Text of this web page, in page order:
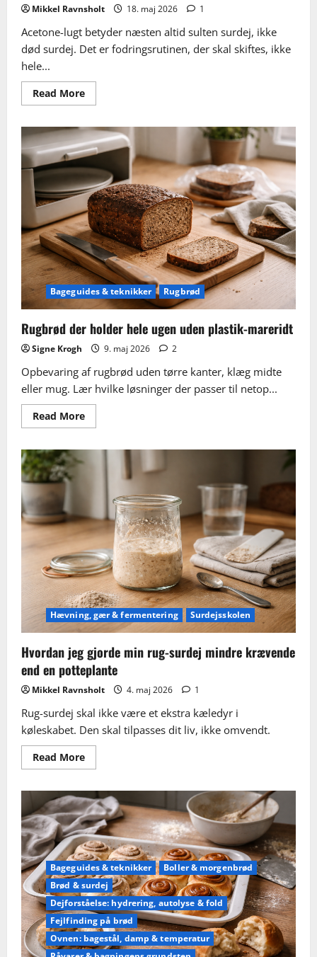
Mikkel Ravnsholt 18. maj 2026 1
Acetone-lugt betyder næsten altid sulten surdej, ikke
død surdej. Det er fodringsrutinen, der skal skiftes, ikke
hele...
Read MoreRead
more
surdej
vs.
død
surdej
–
sådan
kender
og
redder
du
forskellen
Bageguides & teknikker Rugbrød
Rugbrød der holder hele ugen uden plastik-mareridt
Signe Krogh 9. maj 2026 2
Opbevaring af rugbrød uden tørre kanter, klæg midte
eller mug. Lær hvilke løsninger der passer til netop...
Read MoreRead
more
plastik-
mareridt
Hævning, gær & fermentering Surdejsskolen
Hvordan jeg gjorde min rug-surdej mindre krævende
end en potteplante
Mikkel Ravnsholt 4. maj 2026 1
Rug-surdej skal ikke være et ekstra kæledyr i
køleskabet. Den skal tilpasses dit liv, ikke omvendt.
Read MoreRead
more
jeg
gjorde
min
rug-
surdej
mindre
krævende
end
en
potteplante
Bageguides & teknikker
Boller & morgenbrød
Brød & surdej
Dejforståelse: hydrering, autolyse & fold
Fejlfinding på brød
Ovnen: bagestål, damp & temperatur